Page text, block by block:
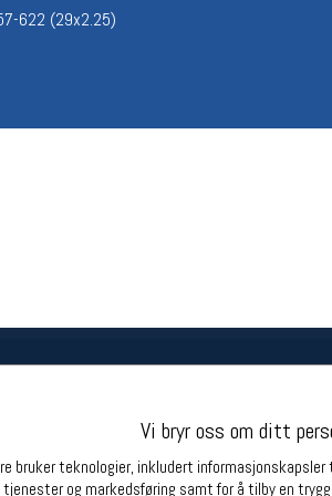
622 (29x2.25)
Vi bryr oss om ditt
bruker teknologier, inkludert
og markedsføring samt for å tilby en
Betingelser
Bærekraft